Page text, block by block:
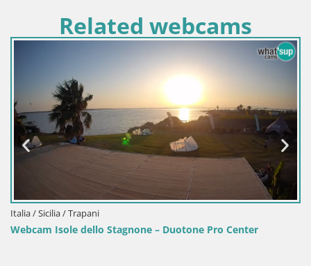
Related webcams
Italia / Sicilia / Trapani
Webcam Isole dello Stagnone – Duotone Pro Center